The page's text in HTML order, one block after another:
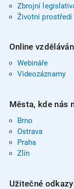
Zbrojní
Životní prostředí
Online
Webináře
Videozáznamy
Města, kde nás
Brno
Ostrava
Praha
Zlín
Užitečné odkazy